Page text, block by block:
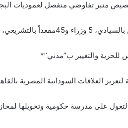
منبر تفاوضي منفصل لعموديات
مفوضية لمسار دارفور*
للحرية والتغيير ب”مدني”*
لتعزيز العلاقات السودانية المصرية
على مدرسة حكومية وتحويلها